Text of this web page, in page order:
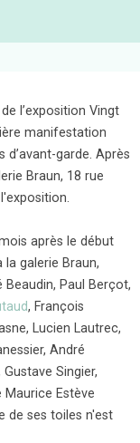
l’exposition Vingt
manifestation
d’avant-garde. Après
Braun, 18 rue
après le début
galerie Braun,
Paul Berçot,
, François
Lucien Lautrec,
André
Singier,
Maurice Estève
de ses toiles n'est